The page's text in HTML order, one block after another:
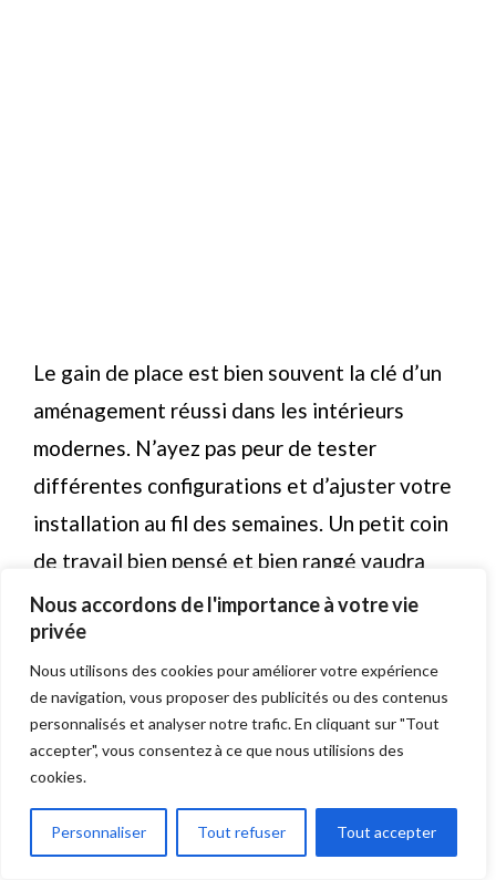
Nous accordons de l'importance à votre vie
privée
Nous utilisons des cookies pour améliorer votre expérience
de navigation, vous proposer des publicités ou des contenus
personnalisés et analyser notre trafic. En cliquant sur "Tout
accepter", vous consentez à ce que nous utilisions des
cookies.
Personnaliser Tout refuser Tout accepter
Le gain de place est bien souvent la clé d’un
aménagement réussi dans les intérieurs
modernes. N’ayez pas peur de tester
différentes configurations et d’ajuster votre
installation au fil des semaines. Un petit coin
de travail bien pensé et bien rangé vaudra
toujours mieux qu’une grande pièce mal
agencée. Alors, êtes-vous prêts à
transformer votre intérieur pour travailler
dans de meilleures conditions ? Lancez-vous
dès aujourd’hui dans ce beau projet !
Publications similaires :